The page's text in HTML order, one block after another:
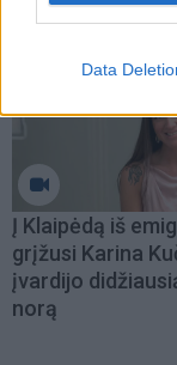
Data
Į Klaipėdą iš
grįžusi Karina
įvardijo
norą